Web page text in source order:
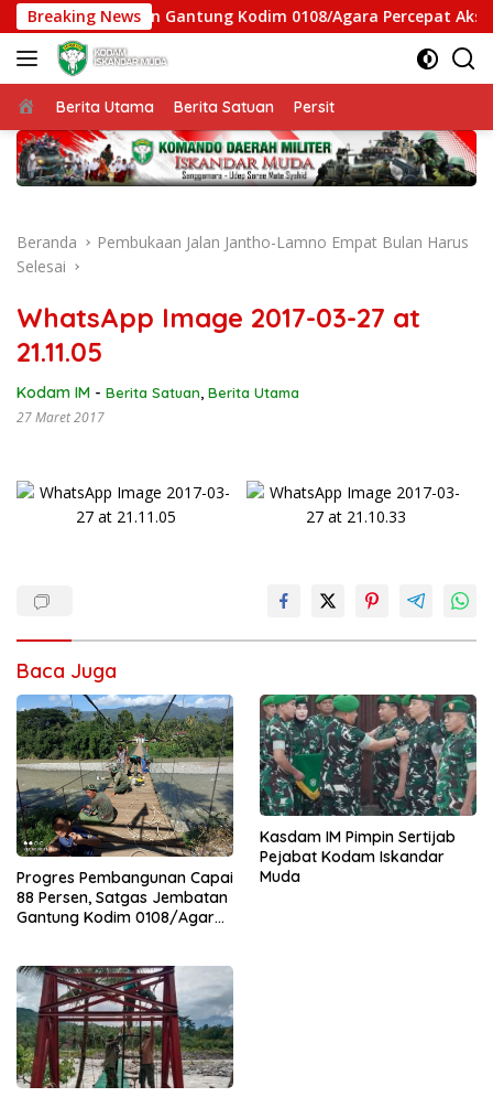
Langsung
ke
konten
Breaking News
Jembatan Gantung Kodim 0108/Agara Percepat Akses
Beranda
Berita Utama Berita Satuan Persit
Beranda
Pembukaan Jalan Jantho-Lamno Empat Bulan Harus
Selesai
WhatsApp Image 2017-03-27 at
21.11.05
Kodam IM - Berita Satuan, Berita Utama
27 Maret 2017
Baca Juga
Progres Pembangunan Capai
88 Persen, Satgas Jembatan
Gantung Kodim 0108/Agara
Kasdam IM Pimpin Sertijab
Pejabat Kodam Iskandar
Muda